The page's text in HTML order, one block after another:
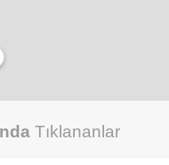
Tıklananlar